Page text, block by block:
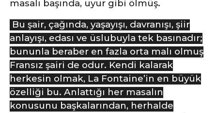
masalı başında, uyur gibi ölmüş.
Bu şair, çağında, yaşayışı, davranışı, şiir
anlayışı, edası ve üslubuyla tek basınadır;
bununla beraber en fazla orta malı olmuş
Fransız şairi de odur. Kendi kalarak
herkesin olmak, La Fontaine’in en büyük
özelliği bu. Anlattığı her masalın
konusunu başkalarından, herhalde